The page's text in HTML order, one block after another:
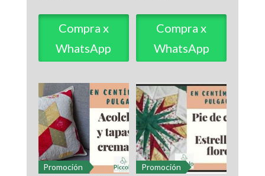
Compra x
WhatsApp
Compra x
WhatsApp
Promoción Promoción